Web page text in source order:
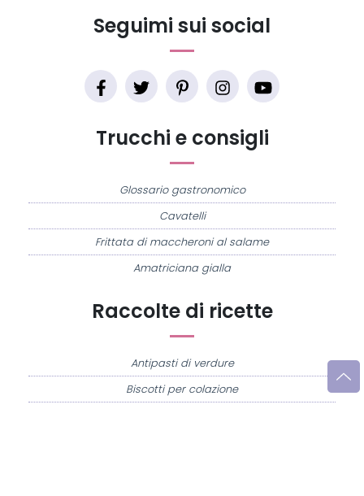
Raccolte di ricette
Antipasti di verdure
Biscotti per colazione
Trucchi e consigli
Glossario gastronomico
Cavatelli
Frittata di maccheroni al salame
Amatriciana gialla
Seguimi sui social